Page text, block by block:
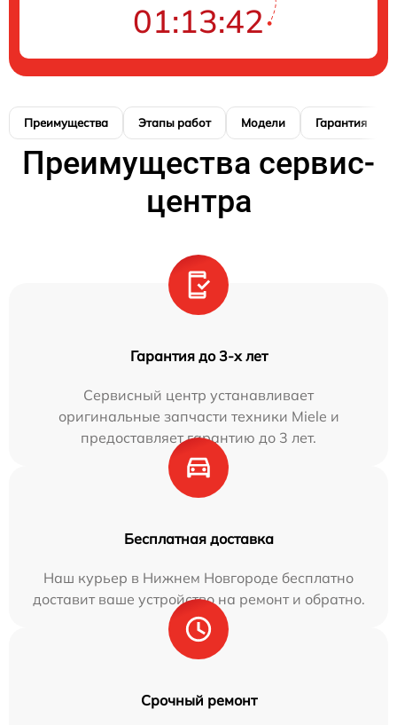
01:13:41
Преимущества Этапы работ Модели Гарантия
Преимущества сервис-
центра
Гарантия до 3-х лет
Сервисный центр устанавливает
оригинальные запчасти техники Miele и
предоставляет гарантию до 3 лет.
Бесплатная доставка
Наш курьер в Нижнем Новгороде бесплатно
доставит ваше устройство на ремонт и обратно.
Срочный ремонт